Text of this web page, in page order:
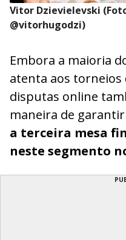
Vitor Dzievielevski
@vitorhugodzi)
Embora a maioria
atenta aos torneios
disputas online
maneira de
a terceira mesa
neste segmento